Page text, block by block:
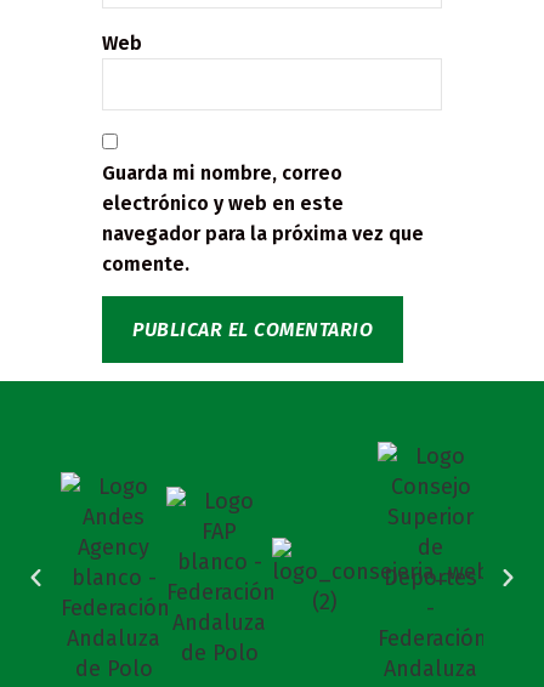
Web
Guarda mi nombre, correo
electrónico y web en este
navegador para la próxima vez que
comente.